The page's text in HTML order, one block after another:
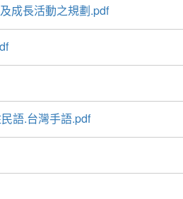
成長活動之規劃.pdf
語.台灣手語.pdf